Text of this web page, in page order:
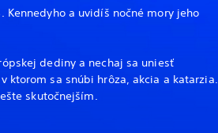
Kennedyho a uvidíš nočné mory jeho
dediny a nechaj sa uniesť
ktorom sa snúbi hrôza, akcia a katarzia.
skutočnejším.